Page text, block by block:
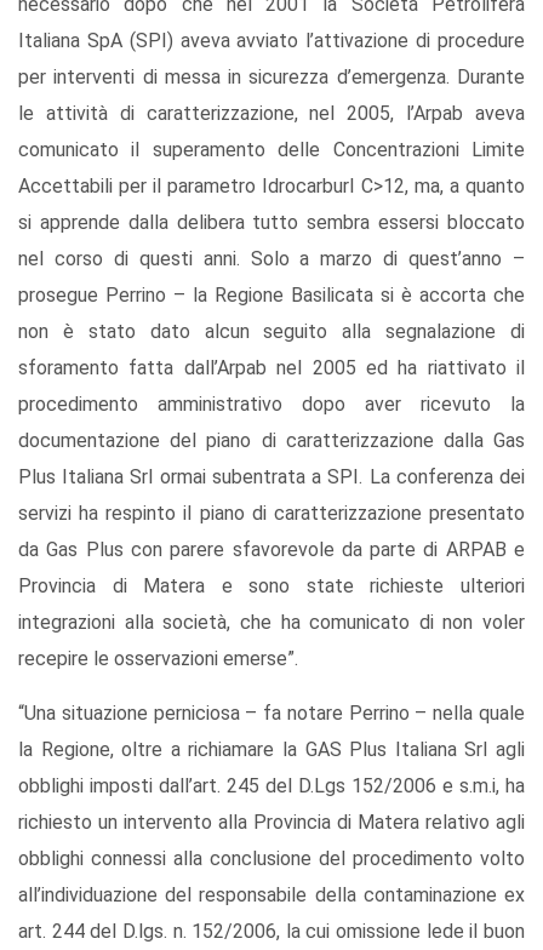
necessario dopo che nel 2001 la Società Petrolifera
Italiana SpA (SPI) aveva avviato l’attivazione di procedure
per interventi di messa in sicurezza d’emergenza. Durante
le attività di caratterizzazione, nel 2005, l’Arpab aveva
comunicato il superamento delle Concentrazioni Limite
Accettabili per il parametro IdrocarburI C>12, ma, a quanto
si apprende dalla delibera tutto sembra essersi bloccato
nel corso di questi anni. Solo a marzo di quest’anno –
prosegue Perrino – la Regione Basilicata si è accorta che
non è stato dato alcun seguito alla segnalazione di
sforamento fatta dall’Arpab nel 2005 ed ha riattivato il
procedimento amministrativo dopo aver ricevuto la
documentazione del piano di caratterizzazione dalla Gas
Plus Italiana Srl ormai subentrata a SPI. La conferenza dei
servizi ha respinto il piano di caratterizzazione presentato
da Gas Plus con parere sfavorevole da parte di ARPAB e
Provincia di Matera e sono state richieste ulteriori
integrazioni alla società, che ha comunicato di non voler
recepire le osservazioni emerse”.
“Una situazione perniciosa – fa notare Perrino – nella quale
la Regione, oltre a richiamare la GAS Plus Italiana Srl agli
obblighi imposti dall’art. 245 del D.Lgs 152/2006 e s.m.i, ha
richiesto un intervento alla Provincia di Matera relativo agli
obblighi connessi alla conclusione del procedimento volto
all’individuazione del responsabile della contaminazione ex
art. 244 del D.lgs. n. 152/2006, la cui omissione lede il buon